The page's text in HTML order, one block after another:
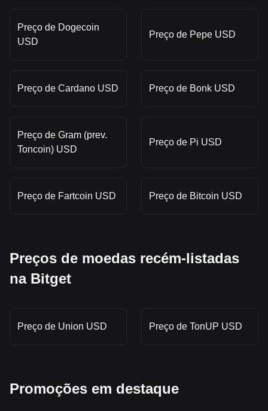
Preço de Dogecoin
USD
Preço de Pepe USD
Preço de Cardano USD Preço de Bonk USD
Preço de Gram (prev.
Toncoin) USD
Preço de Pi USD
Preço de Fartcoin USD Preço de Bitcoin USD
Preços de moedas recém-listadas
na Bitget
Preço de Union USD Preço de TonUP USD
Promoções em destaque